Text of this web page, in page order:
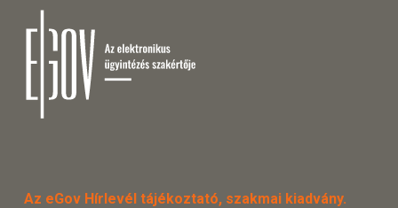
Az eGov Hírlevél tájékoztató, szakmai kiadvány.